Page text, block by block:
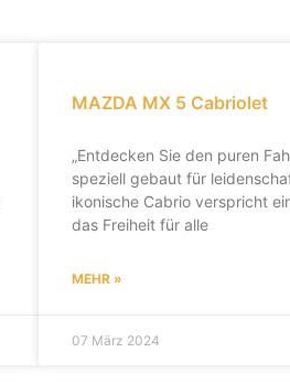
MAZDA MX 5 Cabriolet
„Entdecken Sie den puren
speziell gebaut für
ikonische Cabrio verspricht
das Freiheit für alle
MEHR »
07 März 2024